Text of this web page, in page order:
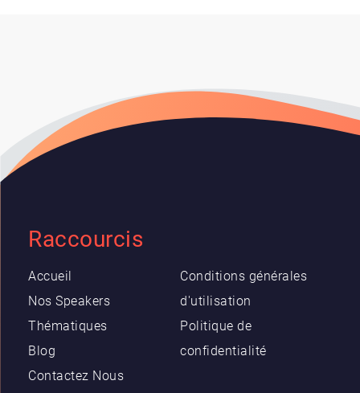
Raccourcis
Accueil
Nos Speakers
Thématiques
Blog
Contactez Nous
Conditions générales
d'utilisation
Politique de
confidentialité